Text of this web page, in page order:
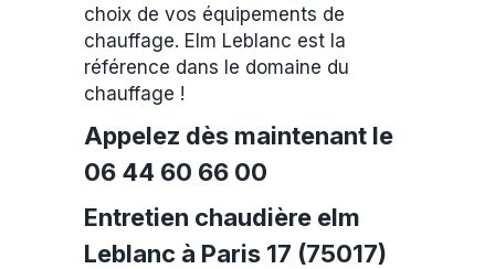
choix de vos équipements de
chauffage. Elm Leblanc est la
référence dans le domaine du
chauffage !
Appelez dès maintenant le
06 44 60 66 00
Entretien chaudière elm
Leblanc à Paris 17 (75017)